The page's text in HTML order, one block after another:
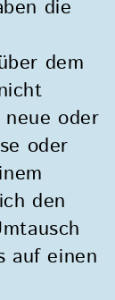
die
dem
oder
oder
den
auf einen